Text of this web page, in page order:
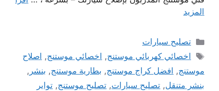
المزيد
التصنيفات
تصليح سيارات
الوسوم
اخصائي كهربائي موستنج, اخصائي موستنج, اصلاح
موستنج, افضل كراج موستنج, بطارية موستنج, بنشر ,
بنشر متنقل, تصليح سيارات, تصليح موستنج, تواير